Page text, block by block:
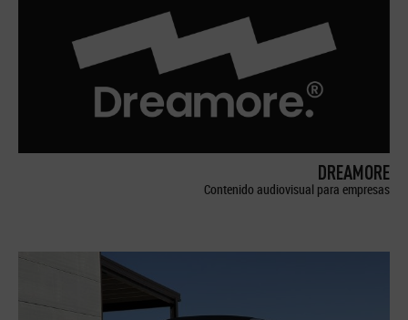
DREAMORE
Contenido audiovisual para empresas